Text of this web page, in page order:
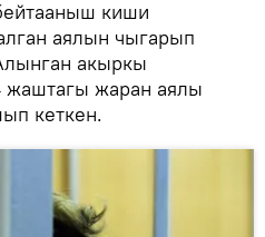
киши
аялын чыгарып
акыркы
жаштагы жаран аялы
кеткен.